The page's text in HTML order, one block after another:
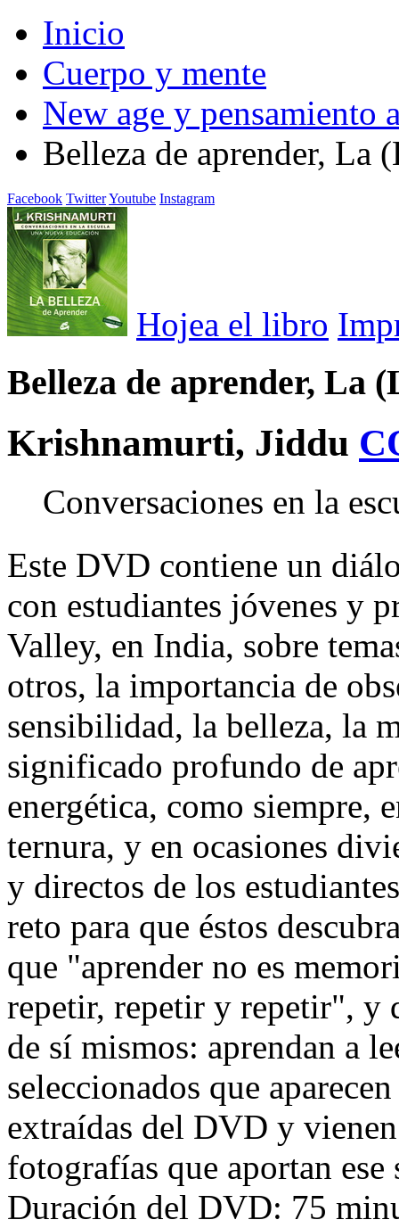
Inicio
Cuerpo y mente
New age y pensamiento
Belleza de aprender,
Facebook TwitterYoutube Instagram
Hojea el libro
Belleza de aprender, La
Krishnamurti, Jiddu
Conversaciones en la
Este DVD contiene un
con estudiantes jóvenes y
Valley, en India, sobre
otros, la importancia de
sensibilidad, la belleza, la
significado profundo de
energética, como siempre,
ternura, y en ocasiones
y directos de los
reto para que éstos
que "aprender no es
repetir, repetir y repetir", y
de sí mismos: aprendan a
seleccionados que
extraídas del DVD y
fotografías que aportan
Duración del DVD: 75